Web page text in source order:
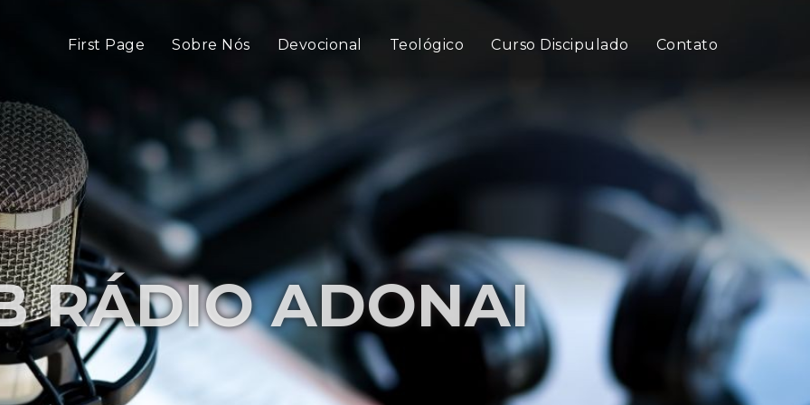
First Page Sobre Nós Devocional Teológico Curso Discipulado Contato
RÁDIO ADONAI